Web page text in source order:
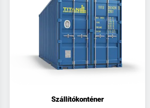
Szállítókonténer